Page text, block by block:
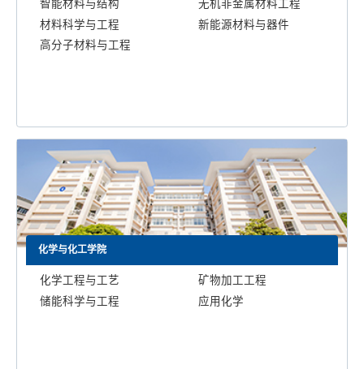
智能材料与结构
无机非金属材料工程
材料科学与工程
新能源材料与器件
高分子材料与工程
化学与化工学院
化学工程与工艺
矿物加工工程
储能科学与工程
应用化学